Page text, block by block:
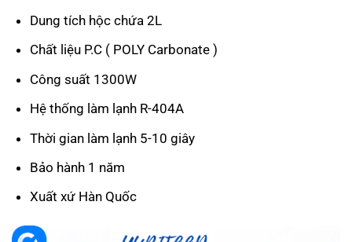
Dung tích hộc chứa 2L
Chất liệu P.C ( POLY Carbonate )
Công suất 1300W
Hệ thống làm lạnh R-404A
Thời gian làm lạnh 5-10 giây
Bảo hành 1 năm
Xuất xứ Hàn Quốc